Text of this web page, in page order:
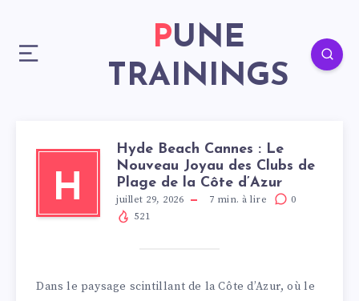
PUNE
TRAININGS
H
Hyde Beach Cannes : Le
Nouveau Joyau des Clubs de
Plage de la Côte d’Azur
juillet 29, 2026 7 min. à lire
0
521
Dans le paysage scintillant de la Côte d’Azur, où le